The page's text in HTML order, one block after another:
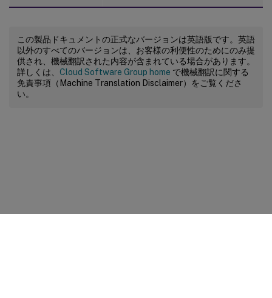
この製品ドキュメントの正式なバージョンは英語版です。英語
以外のすべてのバージョンは、お客様の利便性のためにのみ提
供され、機械翻訳された内容が含まれている場合があります。
詳しくは、 Cloud Software Group home で機械翻訳に関する
免責事項（Machine Translation Disclaimer）をご覧くださ
い。